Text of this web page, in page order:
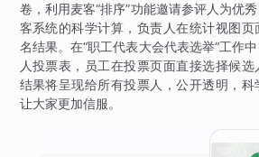
卷，利用麦客“排序”功能邀请参评人为优
客系统的科学计算，负责人在统计视图
名结果。在“职工代表大会代表选举“工作
人投票表，员工在投票页面直接选择候
结果将呈现给所有投票人，公开透明，
让大家更加信服。